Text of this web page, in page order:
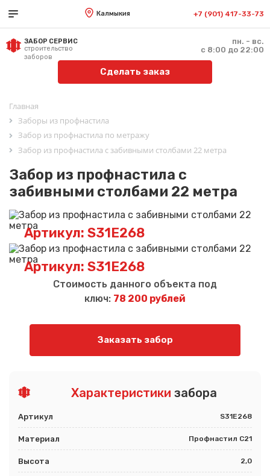
Калмыкия +7 (901) 417-33-73
ЗАБОР СЕРВИС
строительство
заборов
пн. - вс.
с 8:00 до 22:00
Сделать заказ
Главная
Заборы из профнастила
Забор из профнастила по метражу
Забор из профнастила с забивными столбами 22 метра
Забор из профнастила с
забивными столбами 22 метра
Артикул: S31E268
Артикул: S31E268
Стоимость данного объекта под
ключ: 78 200 рублей
Заказать забор
Характеристики забора
Артикул S31E268
Материал Профнастил С21
Высота 2,0